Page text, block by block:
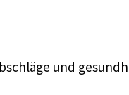
und